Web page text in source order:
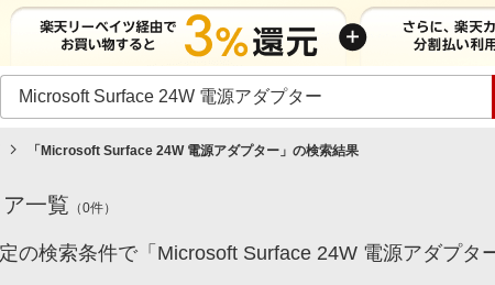
ショッピング
「 Microsoft Surface 24W 電源アダプター 」の検索結果
ア一覧 （0件）
の検索条件で「Microsoft Surface 24W 電源アダプタ